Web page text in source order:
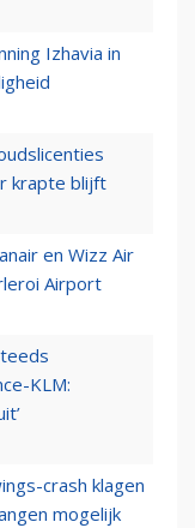
Izhavia in
krapte blijft
en Wizz Air
Airport
KLM:
crash klagen
mogelijk